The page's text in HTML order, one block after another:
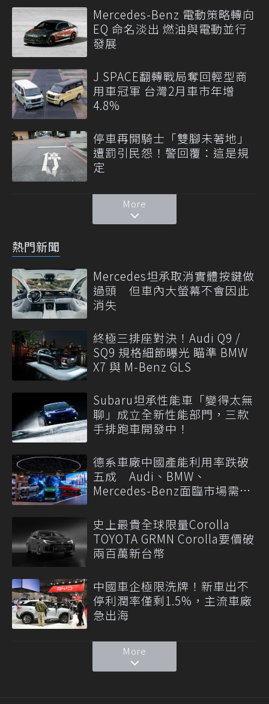
Mercedes-Benz 電動策略轉向
EQ 命名淡出 燃油與電動並行
發展
J SPACE翻轉戰局奪回輕型商
用車冠軍 台灣2月車市年增
4.8%
停車再開騎士「雙腳未著地」
遭罰引民怨！警回覆：這是規
定
More
熱門新聞
Mercedes坦承取消實體按鍵做
過頭 但車內大螢幕不會因此
消失
終極三排座對決！Audi Q9 /
SQ9 規格細節曝光 瞄準 BMW
X7 與 M-Benz GLS
Subaru坦承性能車「變得太無
聊」成立全新性能部門，三款
手排跑車開發中！
德系車廠中國產能利用率跌破
五成 Audi、BMW、
Mercedes-Benz面臨市場需求
史上最貴全球限量Corolla
TOYOTA GRMN Corolla要價破
兩百萬新台幣
中國車企極限洗牌！新車出不
停利潤率僅剩1.5%，主流車廠
急出海
More